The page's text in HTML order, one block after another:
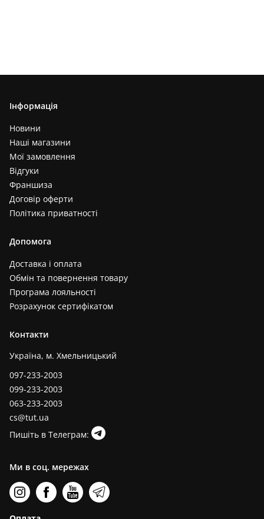
Інформація
Новини
Наші магазини
Мої замовлення
Відгуки
Франшиза
Договір оферти
Політика приватності
Допомога
Доставка і оплата
Обмін та повернення товару
Програма лояльності
Розрахунок сертифікатом
Контакти
Україна, м. Хмельницький
097-233-2003
099-233-2003
063-233-2003
cs@tut.ua
Пишіть в Телеграм:
Ми в соц. мережах